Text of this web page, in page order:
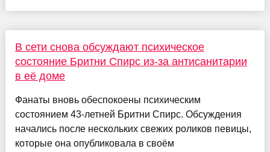
В сети снова обсуждают психическое
состояние Бритни Спирс из-за антисанитарии
в её доме
Фанаты вновь обеспокоены психическим
состоянием 43-летней Бритни Спирс. Обсуждения
начались после нескольких свежих роликов певицы,
которые она опубликовала в своём